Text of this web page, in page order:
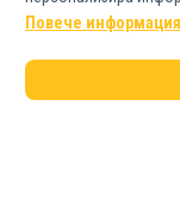
Пилешко
Повече информация